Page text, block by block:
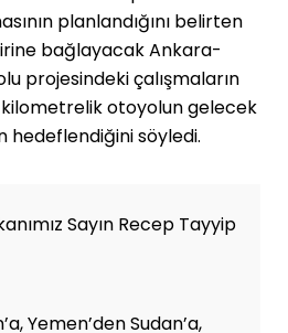
planlandığını belirten
bağlayacak Ankara-
projesindeki çalışmaların
kilometrelik otoyolun gelecek
hedeflendiğini söyledi.
Sayın Recep Tayyip
Yemen’den Sudan’a,